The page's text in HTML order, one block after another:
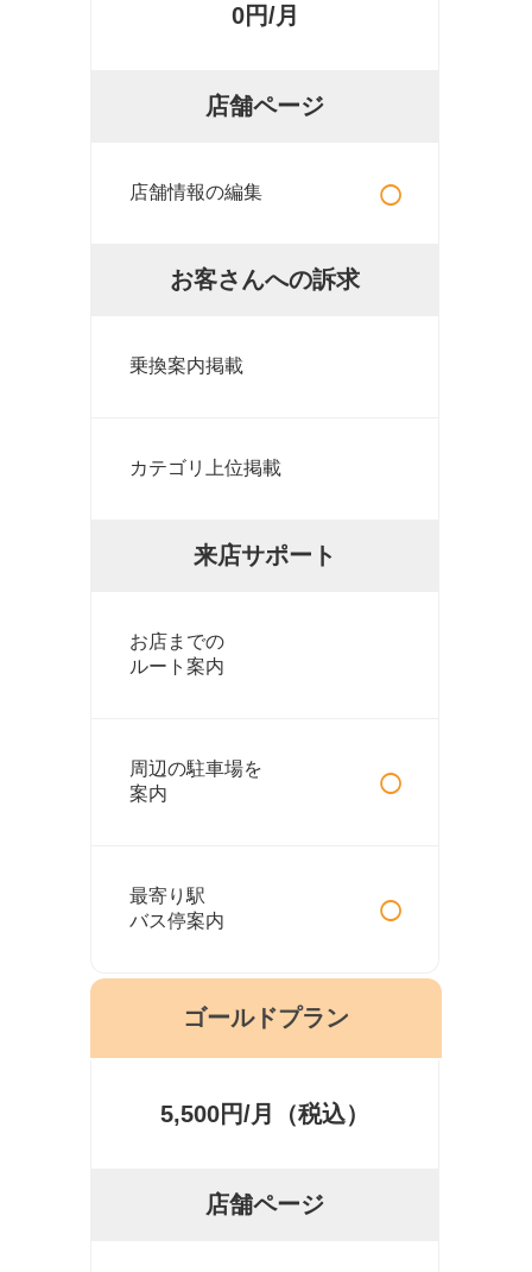
0円/月
店舗ページ
店舗情報の編集 ○
お客さんへの訴求
乗換案内掲載
カテゴリ上位掲載
来店サポート
お店までの
ルート案内
周辺の駐車場を
案内
○
最寄り駅
バス停案内
○
ゴールドプラン
5,500円/月（税込）
店舗ページ